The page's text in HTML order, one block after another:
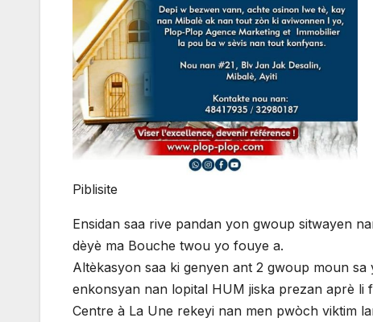
Piblisite
Ensidan saa rive pandan yon gwoup sitwayen
dèyè ma Bouche twou yo fouye a.
Altèkasyon saa ki genyen ant 2 gwoup moun
enkonsyan nan lopital HUM jiska prezan aprè
Centre à La Une rekeyi nan men pwòch viktim